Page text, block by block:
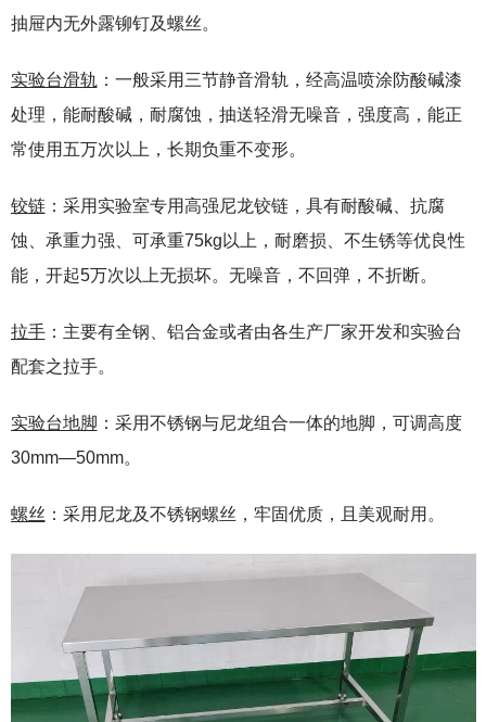
抽屉内无外露铆钉及螺丝。
实验台滑轨 ：一般采用三节静音滑轨，经高温喷涂防酸碱漆
处理，能耐酸碱，耐腐蚀，抽送轻滑无噪音，强度高，能正
常使用五万次以上，长期负重不变形。
铰链：采用实验室专用高强尼龙铰链，具有耐酸碱、抗腐
蚀、承重力强、可承重75kg以上，耐磨损、不生锈等优良性
能，开起5万次以上无损坏。无噪音，不回弹，不折断。
拉手：主要有全钢、铝合金或者由各生产厂家开发和实验台
配套之拉手。
实验台地脚 ：采用不锈钢与尼龙组合一体的地脚，可调高度
30mm—50mm。
螺丝 ：采用尼龙及不锈钢螺丝，牢固优质，且美观耐用。